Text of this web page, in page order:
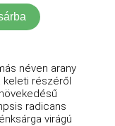
néven arany
keleti részéről
radicans
virágú